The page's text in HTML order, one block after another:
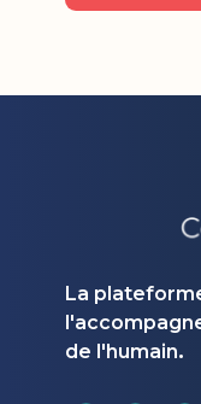
La
de l'humain.